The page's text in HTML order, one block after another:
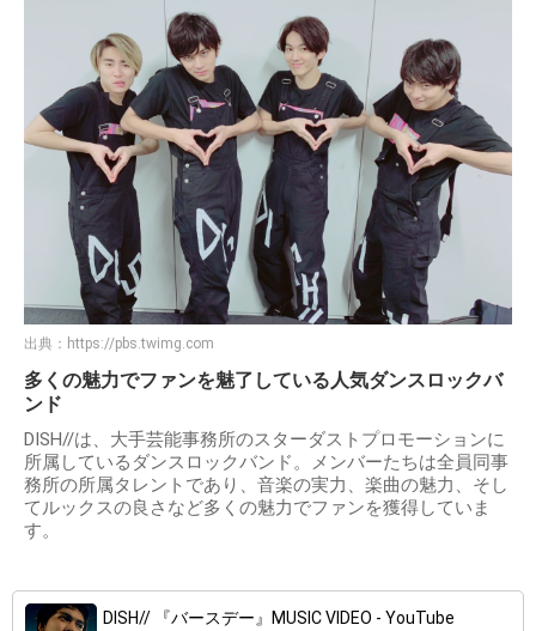
出典： https://pbs.twimg.com
多くの魅力でファンを魅了している人気ダンスロックバ
ンド
DISH//は、大手芸能事務所のスターダストプロモーションに
所属しているダンスロックバンド。メンバーたちは全員同事
務所の所属タレントであり、音楽の実力、楽曲の魅力、そし
てルックスの良さなど多くの魅力でファンを獲得していま
す。
DISH// 『バースデー』MUSIC VIDEO - YouTube